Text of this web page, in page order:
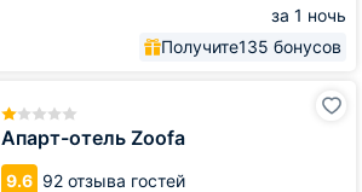
за 1 ночь
Получите135 бонусов
Апарт-отель Zoofa
9.6 92 отзыва гостей